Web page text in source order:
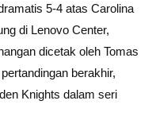
5-4 atas Carolina
di Lenovo Center,
dicetak oleh Tomas
berakhir,
Knights dalam seri